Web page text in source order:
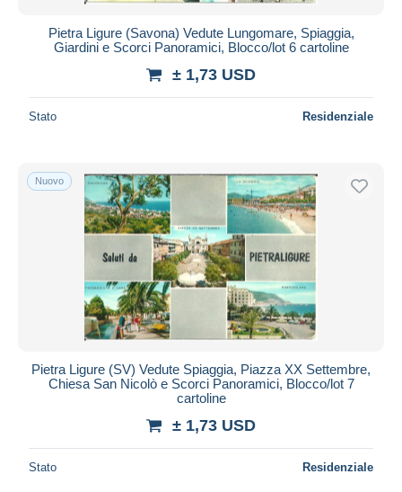
Pietra Ligure (Savona) Vedute Lungomare, Spiaggia,
Giardini e Scorci Panoramici, Blocco/lot 6 cartoline
± 1,73 USD
Stato Residenziale
Nuovo
Pietra Ligure (SV) Vedute Spiaggia, Piazza XX Settembre,
Chiesa San Nicolò e Scorci Panoramici, Blocco/lot 7
cartoline
± 1,73 USD
Stato Residenziale